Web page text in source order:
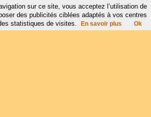
sur ce site, vous acceptez l’utilisation de
des publicités ciblées adaptés à vos centres
statistiques de visites.
En savoir plus Ok